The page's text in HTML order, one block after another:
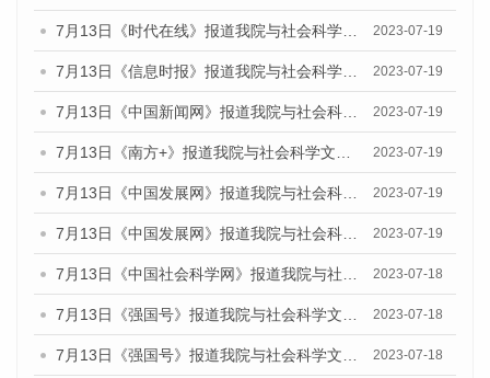
7月13日《时代在线》报道我院与社会科学文献出版社联合发布了《广州蓝皮书：广州城乡融合发展报告（2023）》的媒体文章 2023-07-19
7月13日《信息时报》报道我院与社会科学文献出版社联合发布了《广州蓝皮书：广州城乡融合发展报告（2023）》的媒体文章 2023-07-19
7月13日《中国新闻网》报道我院与社会科学文献出版社联合发布了《广州蓝皮书：广州城乡融合发展报告（2023）》的媒体文章 2023-07-19
7月13日《南方+》报道我院与社会科学文献出版社联合发布了《广州蓝皮书：广州城乡融合发展报告（2023）》的媒体文章 2023-07-19
7月13日《中国发展网》报道我院与社会科学文献出版社联合发布了《广州蓝皮书：广州城乡融合发展报告（2023）》的媒体文章 2023-07-19
7月13日《中国发展网》报道我院与社会科学文献出版社联合发布了《广州蓝皮书：广州城乡融合发展报告（2023）》的媒体文章 2023-07-19
7月13日《中国社会科学网》报道我院与社会科学文献出版社联合发布了《广州蓝皮书：广州城乡融合发展报告（2023）》的媒体文章 2023-07-18
7月13日《强国号》报道我院与社会科学文献出版社联合发布了《广州蓝皮书：广州城乡融合发展报告（2023）》的媒体文章 2023-07-18
7月13日《强国号》报道我院与社会科学文献出版社联合发布了《广州蓝皮书：广州城乡融合发展报告（2023）》的媒体文章 2023-07-18